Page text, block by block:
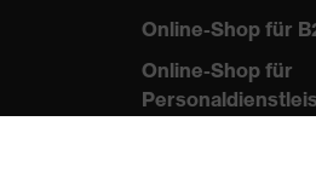
Online-Shop für
Online-Shop für